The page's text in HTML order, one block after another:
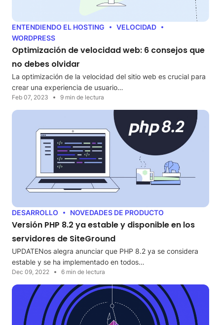
ENTENDIENDO EL HOSTING
VELOCIDAD
WORDPRESS
Optimización de velocidad web: 6 consejos que
no debes olvidar
La optimización de la velocidad del sitio web es crucial para
crear una experiencia de usuario…
Feb 07, 2023 9 min de lectura
DESARROLLO NOVEDADES DE PRODUCTO
Versión PHP 8.2 ya estable y disponible en los
servidores de SiteGround
UPDATENos alegra anunciar que PHP 8.2 ya se considera
estable y se ha implementado en todos…
Dec 09, 2022 6 min de lectura